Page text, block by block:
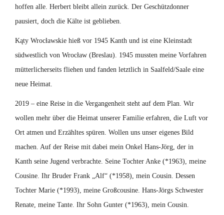
hoffen alle. Herbert bleibt allein zurück. Der Geschützdonner
pausiert, doch die Kälte ist geblieben.
Kąty Wrocławskie hieß vor 1945 Kanth und ist eine Kleinstadt
südwestlich von Wrocław (Breslau). 1945 mussten meine Vorfahren
mütterlicherseits fliehen und fanden letztlich in Saalfeld/Saale eine
neue Heimat.
2019 – eine Reise in die Vergangenheit steht auf dem Plan. Wir
wollen mehr über die Heimat unserer Familie erfahren, die Luft vor
Ort atmen und Erzähltes spüren. Wollen uns unser eigenes Bild
machen. Auf der Reise mit dabei mein Onkel Hans-Jörg, der in
Kanth seine Jugend verbrachte. Seine Tochter Anke (*1963), meine
Cousine. Ihr Bruder Frank „Alf“ (*1958), mein Cousin. Dessen
Tochter Marie (*1993), meine Großcousine. Hans-Jörgs Schwester
Renate, meine Tante. Ihr Sohn Gunter (*1963), mein Cousin.